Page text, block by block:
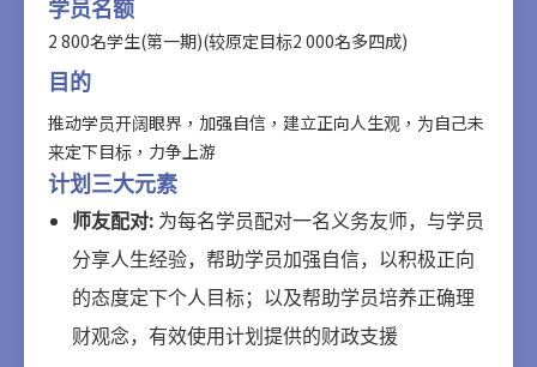
学员名额
2 800名学生(第一期)(较原定目标2 000名多四成)
目的
推动学员开阔眼界，加强自信，建立正向人生观，为自己未
来定下目标，力争上游
计划三大元素
师友配对: 为每名学员配对一名义务友师，与学员
分享人生经验，帮助学员加强自信，以积极正向
的态度定下个人目标；以及帮助学员培养正确理
财观念，有效使用计划提供的财政支援